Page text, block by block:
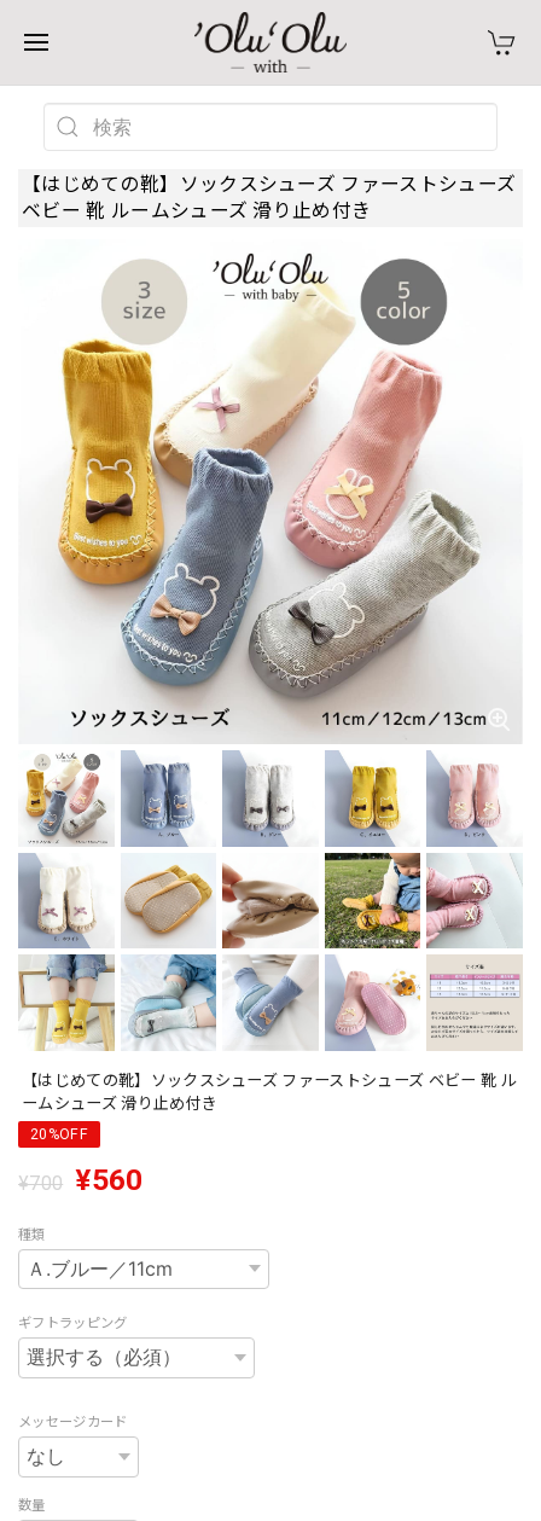
【はじめての靴】ソックスシューズ ファーストシューズ
ベビー 靴 ルームシューズ 滑り止め付き
【はじめての靴】ソックスシューズ ファーストシューズ ベビー 靴 ル
ームシューズ 滑り止め付き
20%OFF
¥700 ¥560
種類
ギフトラッピング
メッセージカード
数量